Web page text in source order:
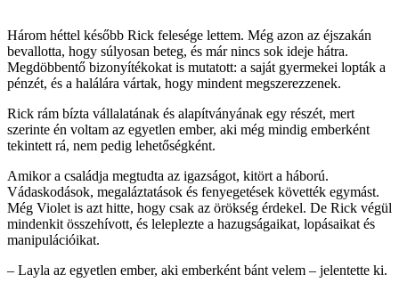
Három héttel később Rick felesége lettem. Még azon az éjszakán
bevallotta, hogy súlyosan beteg, és már nincs sok ideje hátra.
Megdöbbentő bizonyítékokat is mutatott: a saját gyermekei lopták a
pénzét, és a halálára vártak, hogy mindent megszerezzenek.
Rick rám bízta vállalatának és alapítványának egy részét, mert
szerinte én voltam az egyetlen ember, aki még mindig emberként
tekintett rá, nem pedig lehetőségként.
Amikor a családja megtudta az igazságot, kitört a háború.
Vádaskodások, megaláztatások és fenyegetések követték egymást.
Még Violet is azt hitte, hogy csak az örökség érdekel. De Rick végül
mindenkit összehívott, és leleplezte a hazugságaikat, lopásaikat és
manipulációikat.
– Layla az egyetlen ember, aki emberként bánt velem – jelentette ki.